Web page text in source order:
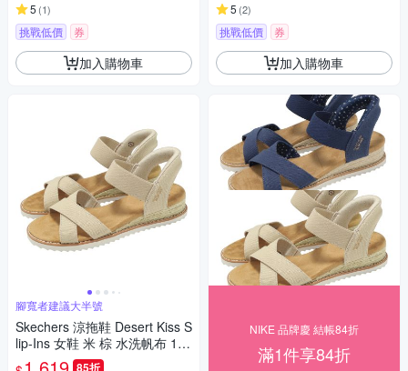
5 (1)
挑戰低價 券
加入購物車
腳寬者建議大半號
Skechers 涼拖鞋 Desert Kiss S
lip-Ins 女鞋 米 棕 水洗帆布 114
418NAT
85折
5 (2)
挑戰低價 券
加入購物車
NIKE 品牌慶 結帳84折
滿1件享84折